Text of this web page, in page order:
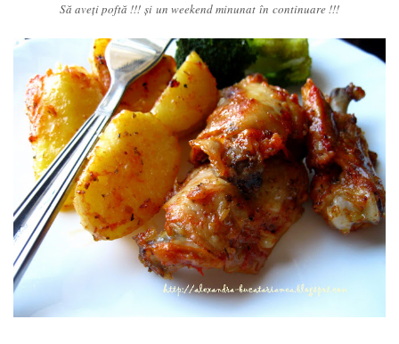
Să aveţi poftă !!! şi un weekend minunat în continuare !!!